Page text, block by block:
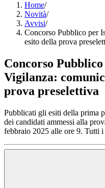
Home/
Novità/
Avvisi/
Concorso Pubblico per
esito della prova
Concorso
Vigilanza:
prova preselettiva
Pubblicati gli esiti della prima
dei candidati ammessi alla
febbraio 2025 alle ore 9. Tutti